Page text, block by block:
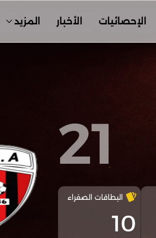
الإحصائيات الأخبار المزيد
البطاقات الصفراء
10
21